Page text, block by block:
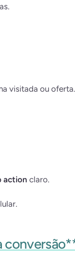
visitada ou oferta.
action claro.